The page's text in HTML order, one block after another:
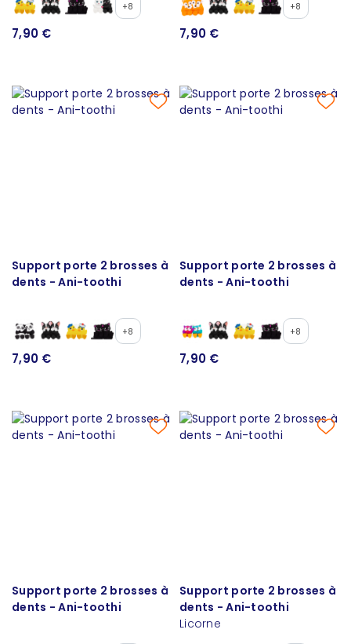
+8
7,90 €
+8
7,90 €
Support porte 2 brosses à
dents - Ani-toothi
+8
7,90 €
Support porte 2 brosses à
dents - Ani-toothi
+8
7,90 €
Support porte 2 brosses à
dents - Ani-toothi
Support porte 2 brosses à
dents - Ani-toothi
Licorne